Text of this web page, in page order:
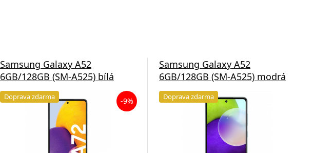
Samsung Galaxy A52
6GB/128GB (SM-A525) bílá
Doprava zdarma -9%
Samsung Galaxy A52
6GB/128GB (SM-A525) modrá
Doprava zdarma